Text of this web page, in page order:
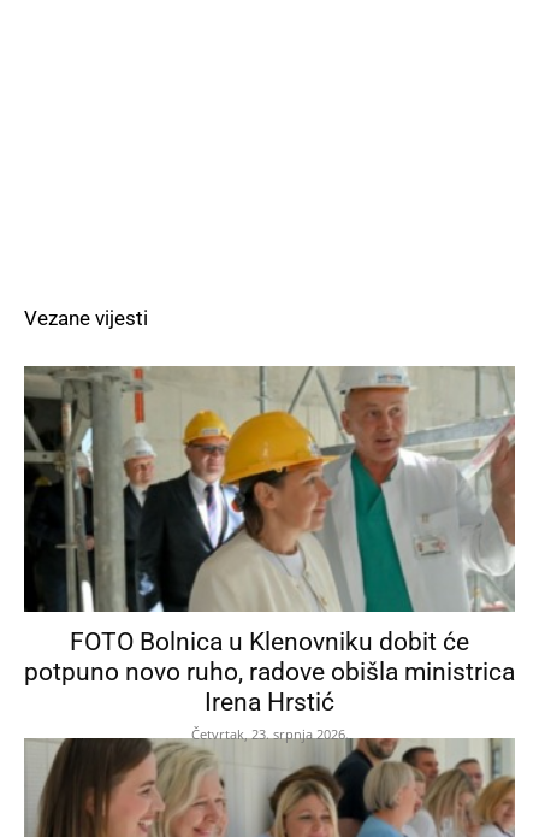
Vezane vijesti
FOTO Bolnica u Klenovniku dobit će
potpuno novo ruho, radove obišla ministrica
Irena Hrstić
Četvrtak, 23. srpnja 2026.